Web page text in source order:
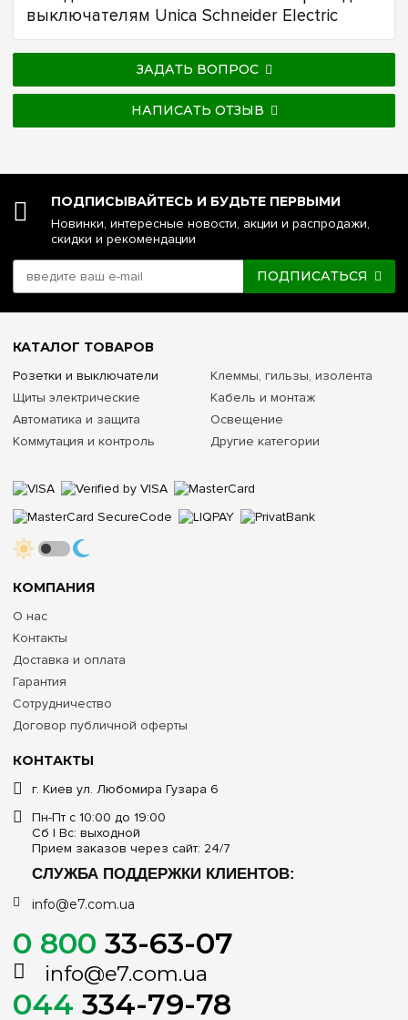
ЗАДАТЬ ВОПРОС
НАПИСАТЬ ОТЗЫВ
ПОДПИСЫВАЙТЕСЬ И БУДЬТЕ ПЕРВЫМИ
Новинки, интересные новости, акции и распродажи,
скидки и рекомендации
ПОДПИСАТЬСЯ
КОНТАКТЫ
г. Киев ул. Любомира Гузара 6
Пн-Пт с 10:00 до 19:00
Сб | Вс: выходной
Прием заказов через сайт: 24/7
СЛУЖБА ПОДДЕРЖКИ КЛИЕНТОВ:
info@e7.com.ua
0 800 33-63-07
info@e7.com.ua
044 334-79-78
КОМПАНИЯ
О нас
Контакты
Доставка и оплата
Гарантия
Сотрудничество
Договор публичной оферты
КАТАЛОГ ТОВАРОВ
Розетки и выключатели
Щиты электрические
Автоматика и защита
Коммутация и контроль
Клеммы, гильзы, изолента
Кабель и монтаж
Освещение
Другие категории